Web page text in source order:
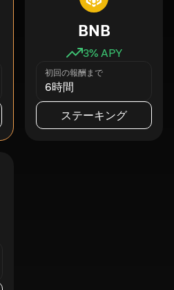
BNB
3% APY
初回の報酬まで
6時間
ステーキング